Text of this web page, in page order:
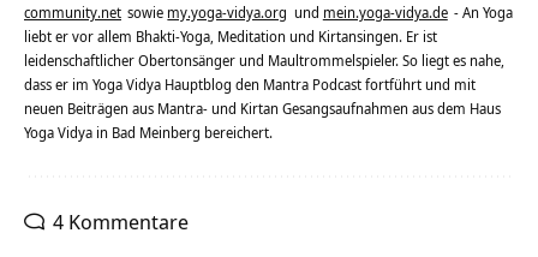
community.net sowie my.yoga-vidya.org und mein.yoga-vidya.de - An Yoga
liebt er vor allem Bhakti-Yoga, Meditation und Kirtansingen. Er ist
leidenschaftlicher Obertonsänger und Maultrommelspieler. So liegt es nahe,
dass er im Yoga Vidya Hauptblog den Mantra Podcast fortführt und mit
neuen Beiträgen aus Mantra- und Kirtan Gesangsaufnahmen aus dem Haus
Yoga Vidya in Bad Meinberg bereichert.
4 Kommentare